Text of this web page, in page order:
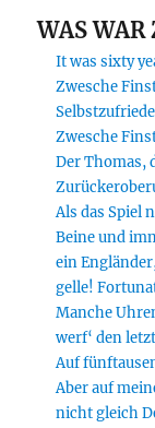
WAS WAR
It was sixty
Zwesche
Zwesche
Der Thomas,
Als das Spiel
Beine und
ein
gelle!
Manche
werf‘ den
Auf
Aber auf
nicht gleich